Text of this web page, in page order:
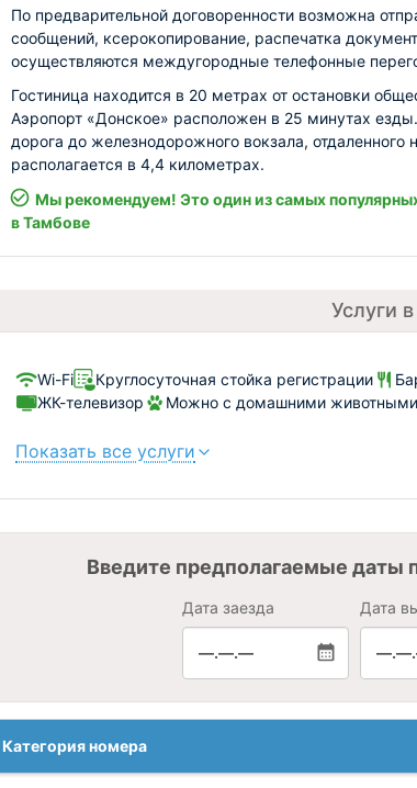
По предварительной договоренности возможна
сообщений, ксерокопирование, распечатка
осуществляются междугородные телефонные
Гостиница находится в 20 метрах от остановки
Аэропорт «Донское» расположен в 25 минутах
дорога до железнодорожного вокзала, отдаленного
располагается в 4,4 километрах.
Мы рекомендуем! Это один из самых
в Тамбове
Услуги
Wi-Fi Круглосуточная стойка регистрации
ЖК-телевизор
Можно с домашними животными
Показать все услуги
Введите предполагаемые даты
Дата заезда
—.—.—
Дата
Категория номера